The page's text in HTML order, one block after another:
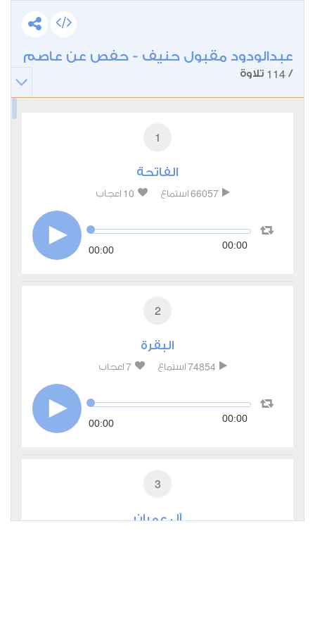
عبدالودود مقبول حنيف - حفص عن عاصم
/
114 تلاوة
1
الفاتحة
66057 استماع 10 اعجاب
00:00 00:00
2
البقرة
74854 استماع 7 اعجاب
00:00 00:00
3
آل عمران